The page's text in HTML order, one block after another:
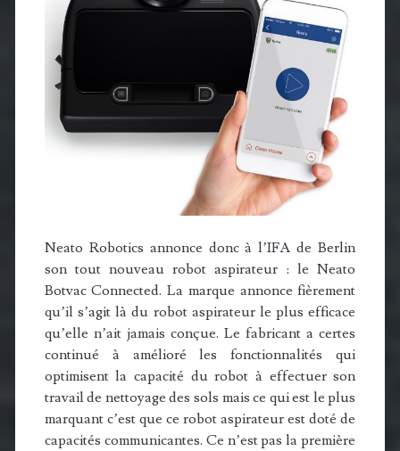
Neato Robotics annonce donc à l’IFA de Berlin
son tout nouveau robot aspirateur : le Neato
Botvac Connected. La marque annonce fièrement
qu’il s’agit là du robot aspirateur le plus efficace
qu’elle n’ait jamais conçue. Le fabricant a certes
continué à amélioré les fonctionnalités qui
optimisent la capacité du robot à effectuer son
travail de nettoyage des sols mais ce qui est le plus
marquant c’est que ce robot aspirateur est doté de
capacités communicantes. Ce n’est pas la première